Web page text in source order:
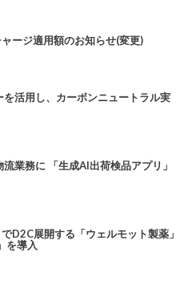
ージ適用額のお知らせ(変更)
活用し、カーボンニュートラル実
業務に 「生成AI出荷検品アプリ」
D2C展開する「ウェルモット製薬」
を導入